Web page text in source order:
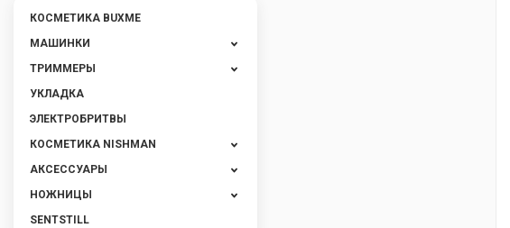
КОСМЕТИКА BUXME
МАШИНКИ
ТРИММЕРЫ
УКЛАДКА
ЭЛЕКТРОБРИТВЫ
КОСМЕТИКА NISHMAN
АКСЕССУАРЫ
НОЖНИЦЫ
SENTSTILL